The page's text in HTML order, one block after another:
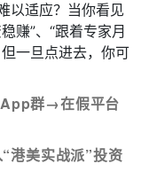
：
「取消訂閱」連
以适应？当你看见
赚”、“跟着专家月
一旦点进去，你可
群→在假平台
港美实战派”投资